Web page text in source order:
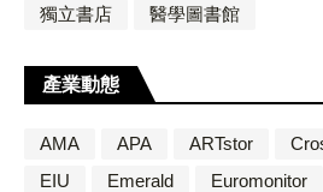
獨立書店
醫學圖書館
產業動態
AMA APA ARTstor
EIU
Emerald Euromonitor